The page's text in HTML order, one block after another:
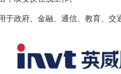
于政府、金融、通信、教育、交